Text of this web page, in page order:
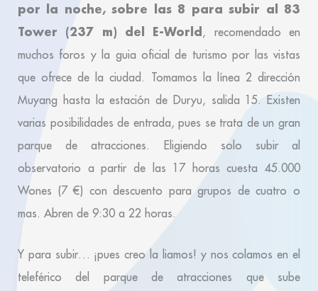
por la noche, sobre las 8 para subir al 83
Tower (237 m) del E-World , recomendado en
muchos foros y la guia oficial de turismo por las vistas
que ofrece de la ciudad. Tomamos la línea 2 dirección
Muyang hasta la estación de Duryu, salida 15. Existen
varias posibilidades de entrada, pues se trata de un gran
parque de atracciones. Eligiendo solo subir al
observatorio a partir de las 17 horas cuesta 45.000
Wones (7 €) con descuento para grupos de cuatro o
mas. Abren de 9:30 a 22 horas.
Y para subir… ¡pues creo la liamos! y nos colamos en el
teleférico del parque de atracciones que sube